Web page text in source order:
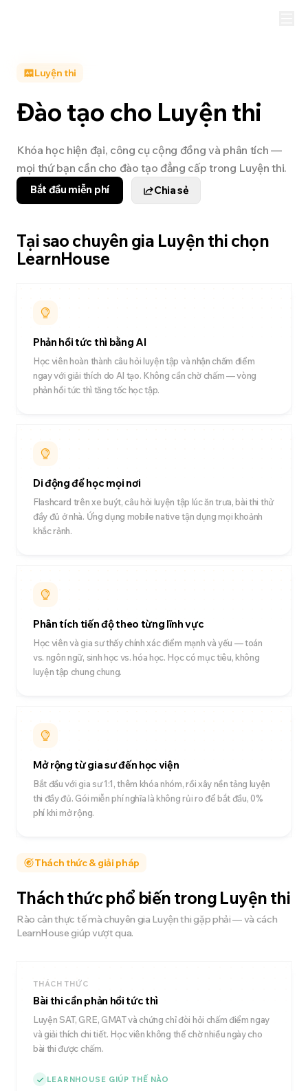
Luyện thi
Đào tạo cho Luyện thi
Khóa học hiện đại, công cụ cộng đồng và phân tích —
mọi thứ bạn cần cho đào tạo đẳng cấp trong Luyện thi.
Bắt đầu miễn phí Chia sẻ
Tại sao chuyên gia Luyện thi chọn
LearnHouse
Phản hồi tức thì bằng AI
Học viên hoàn thành câu hỏi luyện tập và nhận chấm điểm
ngay với giải thích do AI tạo. Không cần chờ chấm — vòng
phản hồi tức thì tăng tốc học tập.
Di động để học mọi nơi
Flashcard trên xe buýt, câu hỏi luyện tập lúc ăn trưa, bài thi thử
đầy đủ ở nhà. Ứng dụng mobile native tận dụng mọi khoảnh
khắc rảnh.
Phân tích tiến độ theo từng lĩnh vực
Học viên và gia sư thấy chính xác điểm mạnh và yếu — toán
vs. ngôn ngữ, sinh học vs. hóa học. Học có mục tiêu, không
luyện tập chung chung.
Mở rộng từ gia sư đến học viện
Bắt đầu với gia sư 1:1, thêm khóa nhóm, rồi xây nền tảng luyện
thi đầy đủ. Gói miễn phí nghĩa là không rủi ro để bắt đầu, 0%
phí khi mở rộng.
Thách thức & giải pháp
Thách thức phổ biến trong Luyện thi
Rào cản thực tế mà chuyên gia Luyện thi gặp phải — và cách
LearnHouse giúp vượt qua.
THÁCH THỨC
Bài thi cần phản hồi tức thì
Luyện SAT, GRE, GMAT và chứng chỉ đòi hỏi chấm điểm ngay
và giải thích chi tiết. Học viên không thể chờ nhiều ngày cho
bài thi được chấm.
LEARNHOUSE GIÚP THẾ NÀO